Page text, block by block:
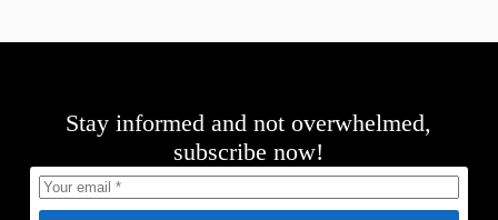
Stay informed and not overwhelmed,
subscribe now!